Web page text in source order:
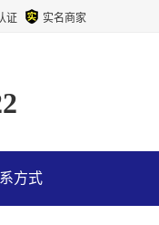
证 实名商家
方式